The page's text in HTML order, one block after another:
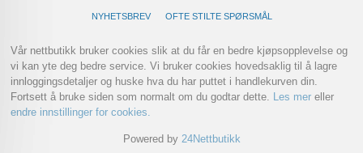
NYHETSBREV OFTE STILTE SPØRSMÅL
Vår nettbutikk bruker cookies slik at du får en bedre kjøpsopplevelse og
vi kan yte deg bedre service. Vi bruker cookies hovedsaklig til å lagre
innloggingsdetaljer og huske hva du har puttet i handlekurven din.
Fortsett å bruke siden som normalt om du godtar dette. Les mer eller
endre innstillinger for cookies.
Powered by 24Nettbutikk